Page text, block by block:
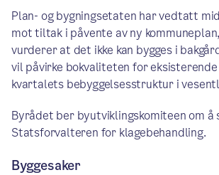
Plan- og bygningsetaten har vedtatt
mot tiltak i påvente av ny
vurderer at det ikke kan bygges i
vil påvirke bokvaliteten for
kvartalets bebyggelsesstruktur i
Byrådet ber byutviklingskomiteen om å
Statsforvalteren for klagebehandling.
Byggesaker